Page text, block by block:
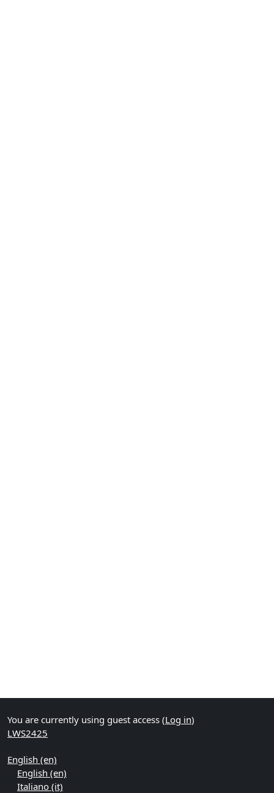
You are currently using guest access (Log in)
LWS2425
English ‎(en)‎
English ‎(en)‎
Italiano ‎(it)‎